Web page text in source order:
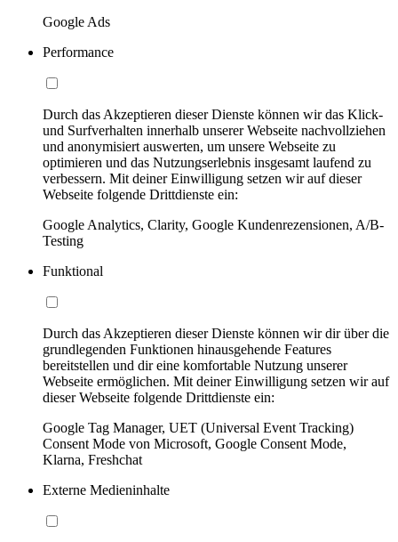
Google Ads
Performance
Durch das Akzeptieren dieser Dienste können wir das Klick-
und Surfverhalten innerhalb unserer Webseite nachvollziehen
und anonymisiert auswerten, um unsere Webseite zu
optimieren und das Nutzungserlebnis insgesamt laufend zu
verbessern. Mit deiner Einwilligung setzen wir auf dieser
Webseite folgende Drittdienste ein:
Google Analytics, Clarity, Google Kundenrezensionen, A/B-
Testing
Funktional
Durch das Akzeptieren dieser Dienste können wir dir über die
grundlegenden Funktionen hinausgehende Features
bereitstellen und dir eine komfortable Nutzung unserer
Webseite ermöglichen. Mit deiner Einwilligung setzen wir auf
dieser Webseite folgende Drittdienste ein:
Google Tag Manager, UET (Universal Event Tracking)
Consent Mode von Microsoft, Google Consent Mode,
Klarna, Freshchat
Externe Medieninhalte